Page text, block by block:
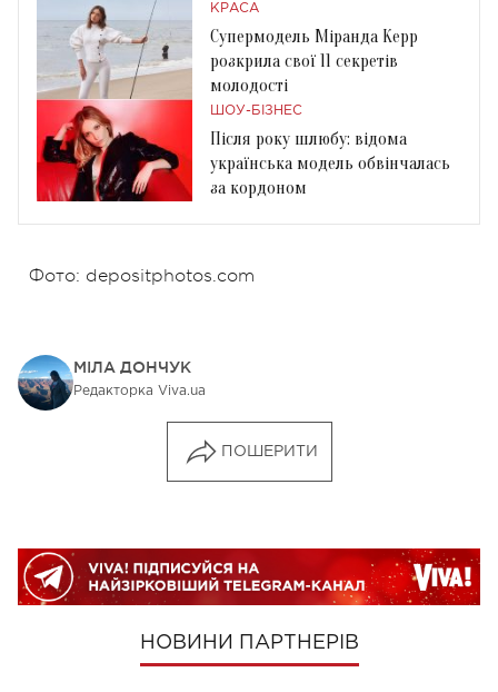
КРАСА
Супермодель Міранда Керр
розкрила свої 11 секретів
молодості
ШОУ-БІЗНЕС
Після року шлюбу: відома
українська модель обвінчалась
за кордоном
Фото: depositphotos.com
МІЛА ДОНЧУК
Редакторка Viva.ua
ПОШЕРИТИ
НОВИНИ ПАРТНЕРІВ